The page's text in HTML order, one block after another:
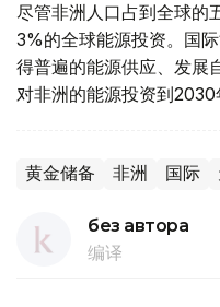
尽管非洲人口占到全球的
3%的全球能源投资。国
得普遍的能源供应、发展
对非洲的能源投资到2030
黄金储备 非洲 国际
без автора
编译